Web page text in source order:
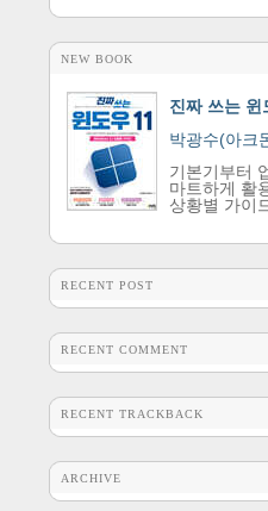
NEW BOOK
진짜 쓰는 윈
박광수(아크
기본기부터
마트하게 활
상황별 가이
RECENT POST
RECENT COMMENT
RECENT TRACKBACK
ARCHIVE